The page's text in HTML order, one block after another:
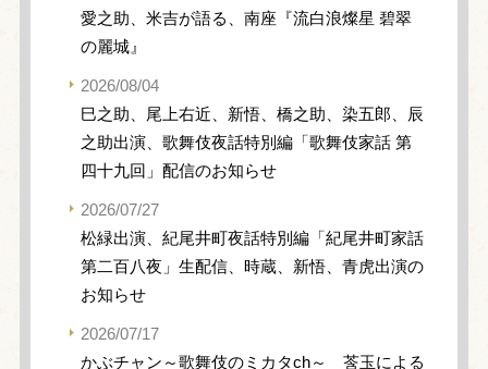
愛之助、米吉が語る、南座『流白浪燦星 碧翠
の麗城』
2026/08/04
巳之助、尾上右近、新悟、橋之助、染五郎、辰
之助出演、歌舞伎夜話特別編「歌舞伎家話 第
四十九回」配信のお知らせ
2026/07/27
松緑出演、紀尾井町夜話特別編「紀尾井町家話
第二百八夜」生配信、時蔵、新悟、青虎出演の
お知らせ
2026/07/17
かぶチャン～歌舞伎のミカタch～ 莟玉による